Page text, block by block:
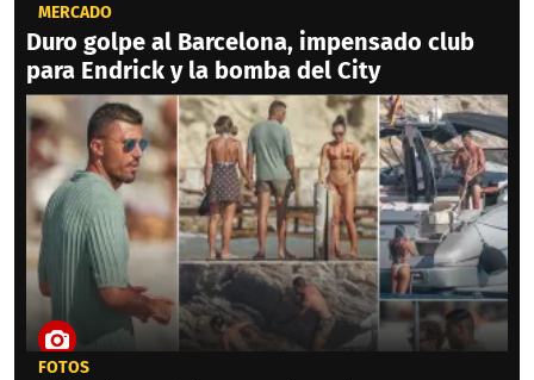
MERCADO
Duro golpe al Barcelona, impensado club
para Endrick y la bomba del City
FOTOS